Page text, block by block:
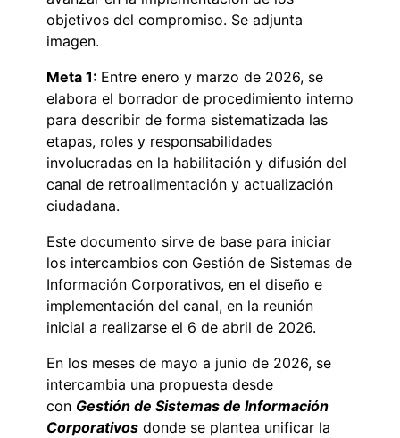
objetivos del compromiso. Se adjunta
imagen.
Meta 1: Entre enero y marzo de 2026, se
elabora el borrador de procedimiento interno
para describir de forma sistematizada las
etapas, roles y responsabilidades
involucradas en la habilitación y difusión del
canal de retroalimentación y actualización
ciudadana.
Este documento sirve de base para iniciar
los intercambios con Gestión de Sistemas de
Información Corporativos, en el diseño e
implementación del canal, en la reunión
inicial a realizarse el 6 de abril de 2026.
En los meses de mayo a junio de 2026, se
intercambia una propuesta desde
con Gestión de Sistemas de Información
Corporativos donde se plantea unificar la